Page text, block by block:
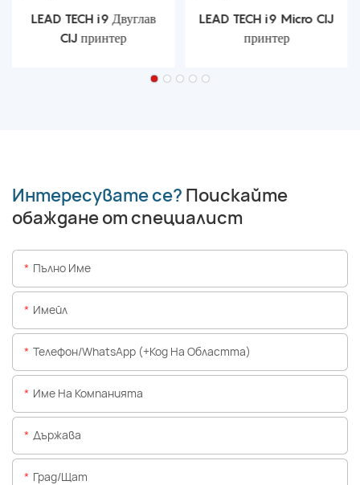
LEAD TECH i9 Двуглав
CIJ принтер
LEAD TECH i9 Micro CIJ
принтер
Интересувате се? Поискайте
обаждане от специалист
Пълно Име
Имейл
Телефон/WhatsApp (+Код На Областта)
Име На Компанията
Държава
Град/щат